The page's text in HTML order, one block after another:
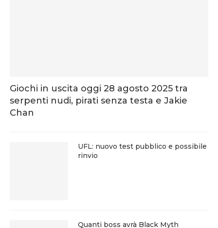
Giochi in uscita oggi 28 agosto 2025 tra
serpenti nudi, pirati senza testa e Jakie
Chan
UFL: nuovo test pubblico e possibile
rinvio
Quanti boss avrà Black Myth